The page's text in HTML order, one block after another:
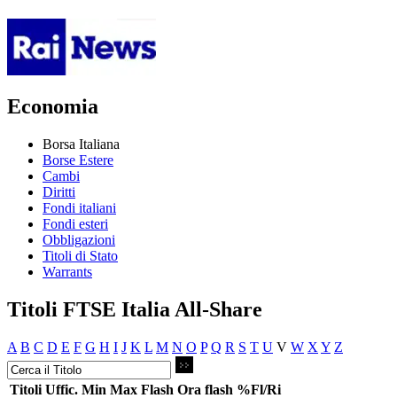
Economia
Borsa Italiana
Borse Estere
Cambi
Diritti
Fondi italiani
Fondi esteri
Obbligazioni
Titoli di Stato
Warrants
Titoli FTSE Italia All-Share
A B C D E F G H I J K L M N O P Q R S T U V W X Y Z
Titoli Uffic. Min Max Flash Ora flash %Fl/Ri